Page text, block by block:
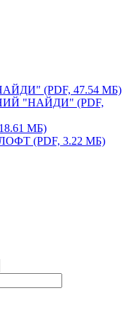
(PDF, 47.54 МБ)
"НАЙДИ" (PDF,
МБ)
ЛОФТ (PDF, 3.22 МБ)